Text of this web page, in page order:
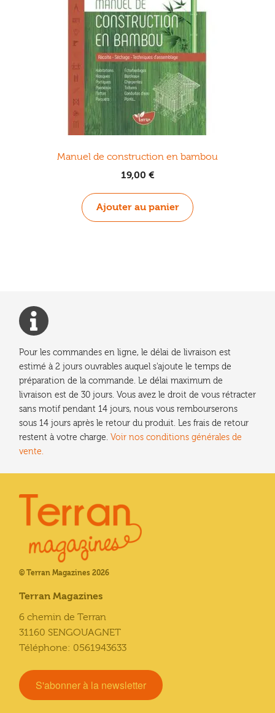
Manuel de construction en bambou
19,00 €
Ajouter au panier
Pour les commandes en ligne, le délai de livraison est
estimé à 2 jours ouvrables auquel s'ajoute le temps de
préparation de la commande. Le délai maximum de
livraison est de 30 jours. Vous avez le droit de vous rétracter
sans motif pendant 14 jours, nous vous rembourserons
sous 14 jours après le retour du produit. Les frais de retour
restent à votre charge. Voir nos conditions générales de
vente.
© Terran Magazines 2026
Terran Magazines
6 chemin de Terran
31160 SENGOUAGNET
Téléphone: 0561943633
S'abonner à la newsletter